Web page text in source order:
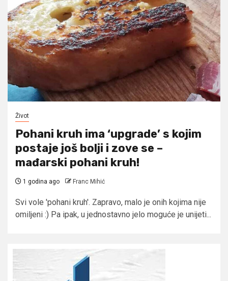
Život
Pohani kruh ima ‘upgrade’ s kojim
postaje još bolji i zove se –
mađarski pohani kruh!
1 godina ago Franc Mihić
Svi vole 'pohani kruh'. Zapravo, malo je onih kojima nije
omiljeni :) Pa ipak, u jednostavno jelo moguće je unijeti...